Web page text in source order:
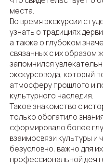
места.
Во время экскурсии
узнать о традициях
а также о глубоком
связанных с их образом
запомнился
экскурсовода, который
атмосферу прошлого и
культурного наследия.
Такое знакомство с
только обогатило
сформировало более
взаимосвязи культуры и
безусловно, важно для
профессиональной